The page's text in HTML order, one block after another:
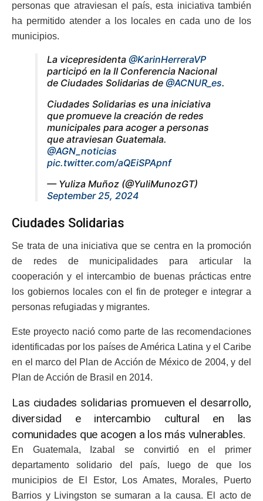
personas que atraviesan el país, esta iniciativa también
ha permitido atender a los locales en cada uno de los
municipios.
La vicepresidenta @KarinHerreraVP
participó en la II Conferencia Nacional
de Ciudades Solidarias de @ACNUR_es.
Ciudades Solidarias es una iniciativa
que promueve la creación de redes
municipales para acoger a personas
que atraviesan Guatemala.
@AGN_noticias
pic.twitter.com/aQEiSPApnf
— Yuliza Muñoz (@YuliMunozGT)
September 25, 2024
Ciudades Solidarias
Se trata de una iniciativa que se centra en la promoción
de redes de municipalidades para articular la
cooperación y el intercambio de buenas prácticas entre
los gobiernos locales con el fin de proteger e integrar a
personas refugiadas y migrantes.
Este proyecto nació como parte de las recomendaciones
identificadas por los países de América Latina y el Caribe
en el marco del Plan de Acción de México de 2004, y del
Plan de Acción de Brasil en 2014.
Las ciudades solidarias promueven el desarrollo,
diversidad e intercambio cultural en las
comunidades que acogen a los más vulnerables.
En Guatemala, Izabal se convirtió en el primer
departamento solidario del país, luego de que los
municipios de El Estor, Los Amates, Morales, Puerto
Barrios y Livingston se sumaran a la causa. El acto de